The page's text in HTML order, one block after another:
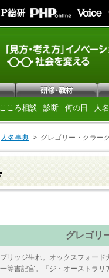
こころ相談 診断 何の日 人
人名事典 グレゴリー・クラーク
グレゴリ
リッジ生れ。オックスフォード
等書記官。『ジ・オーストラ